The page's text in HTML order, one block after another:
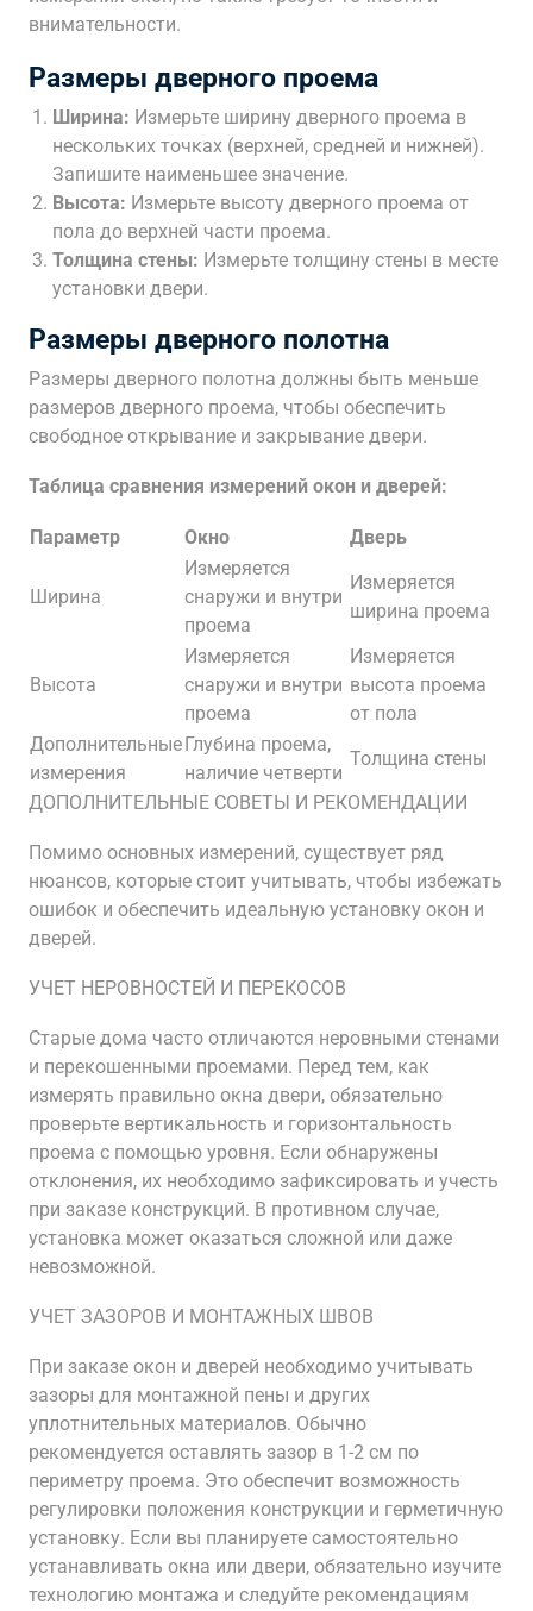
внимательности.
Размеры дверного проема
Ширина: Измерьте ширину дверного проема в
нескольких точках (верхней, средней и нижней).
Запишите наименьшее значение.
Высота: Измерьте высоту дверного проема от
пола до верхней части проема.
Толщина стены: Измерьте толщину стены в месте
установки двери.
Размеры дверного полотна
Размеры дверного полотна должны быть меньше
размеров дверного проема, чтобы обеспечить
свободное открывание и закрывание двери.
Таблица сравнения измерений окон и дверей:
Параметр Окно Дверь
Ширина
Измеряется
снаружи и внутри
проема
Измеряется
ширина проема
Высота
Измеряется
снаружи и внутри
проема
Измеряется
высота проема
от пола
Дополнительные
измерения
Глубина проема,
наличие четверти
Толщина стены
ДОПОЛНИТЕЛЬНЫЕ СОВЕТЫ И РЕКОМЕНДАЦИИ
Помимо основных измерений, существует ряд
нюансов, которые стоит учитывать, чтобы избежать
ошибок и обеспечить идеальную установку окон и
дверей.
УЧЕТ НЕРОВНОСТЕЙ И ПЕРЕКОСОВ
Старые дома часто отличаются неровными стенами
и перекошенными проемами. Перед тем, как
измерять правильно окна двери, обязательно
проверьте вертикальность и горизонтальность
проема с помощью уровня. Если обнаружены
отклонения, их необходимо зафиксировать и учесть
при заказе конструкций. В противном случае,
установка может оказаться сложной или даже
невозможной.
УЧЕТ ЗАЗОРОВ И МОНТАЖНЫХ ШВОВ
При заказе окон и дверей необходимо учитывать
зазоры для монтажной пены и других
уплотнительных материалов. Обычно
рекомендуется оставлять зазор в 1-2 см по
периметру проема. Это обеспечит возможность
регулировки положения конструкции и герметичную
установку. Если вы планируете самостоятельно
устанавливать окна или двери, обязательно изучите
технологию монтажа и следуйте рекомендациям